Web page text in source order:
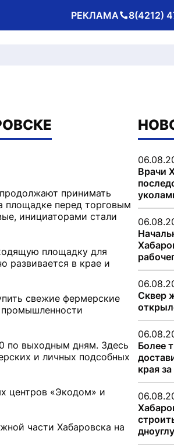
РЕКЛАМА
Телефон 8(4212)
принимать
площадке перед торговым
инициаторами стали
площадку для
развивается в крае и
свежие фермерские
по выходным дням. Здесь
и личных подсобных
центров «Экодом» и
части Хабаровска на
Врачи
Сквер
Более
края